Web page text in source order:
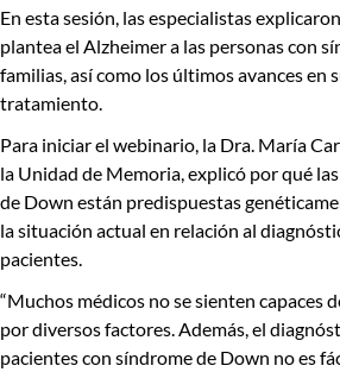
En esta sesión, las especialistas
plantea el Alzheimer a las personas con
familias, así como los últimos avances en
tratamiento.
Para iniciar el webinario, la Dra. María
la Unidad de Memoria, explicó por qué
de Down están predispuestas
la situación actual en relación al
pacientes.
“Muchos médicos no se sienten capaces
por diversos factores. Además,el
pacientes con síndrome de Down no es